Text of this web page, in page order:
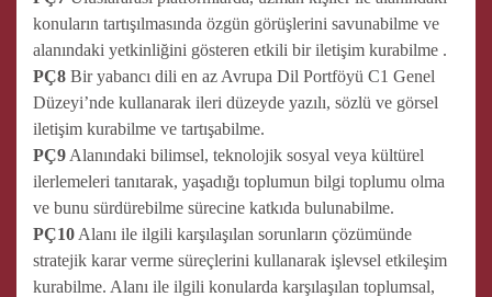
konuların tartışılmasında özgün görüşlerini savunabilme ve
alanındaki yetkinliğini gösteren etkili bir iletişim kurabilme .
PÇ8 Bir yabancı dili en az Avrupa Dil Portföyü C1 Genel
Düzeyi’nde kullanarak ileri düzeyde yazılı, sözlü ve görsel
iletişim kurabilme ve tartışabilme.
PÇ9 Alanındaki bilimsel, teknolojik sosyal veya kültürel
ilerlemeleri tanıtarak, yaşadığı toplumun bilgi toplumu olma
ve bunu sürdürebilme sürecine katkıda bulunabilme.
PÇ10 Alanı ile ilgili karşılaşılan sorunların çözümünde
stratejik karar verme süreçlerini kullanarak işlevsel etkileşim
kurabilme. Alanı ile ilgili konularda karşılaşılan toplumsal,